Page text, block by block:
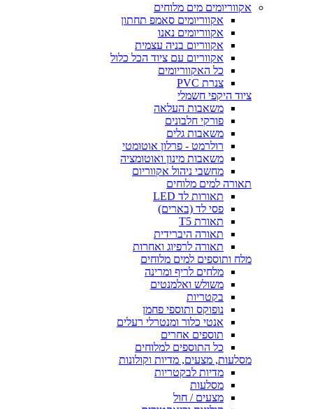
אקווריומים מים מלוחים
אקווריומים סאמפ תחתון
אקווריומים נאנו
אקווריום בניה עצמית
אקווריום עם ציוד הכל כלול
כל האקווריומים
צנרת PVC
ציוד היקפי חשמלי
משאבות העלאה
פורקי חלבונים
משאבות גלים
רולרמט - פרלון אוטומטי
משאבות מינון ואוטומציה
מחשבי ניהול אקווריום
תאורה למים מלוחים
תאורות לד LED
פסי לד (בארים)
תאורת T5
תאורה היברידית
תאורה לרפיוג ואחרות
מלח ותוספים למים מלוחים
מלחים לריף ומרינה
משולש ואלמנטים
בקטריות
נופוקס ותוספי פחמן
אנטי כלור ומנטרלי רעלים
תוספים אחרים
כל התוספים למלוחים
מסלעות, מצעים, מדיות וקולונות
מדיות לבקטריות
מסלעות
מצעים / חול